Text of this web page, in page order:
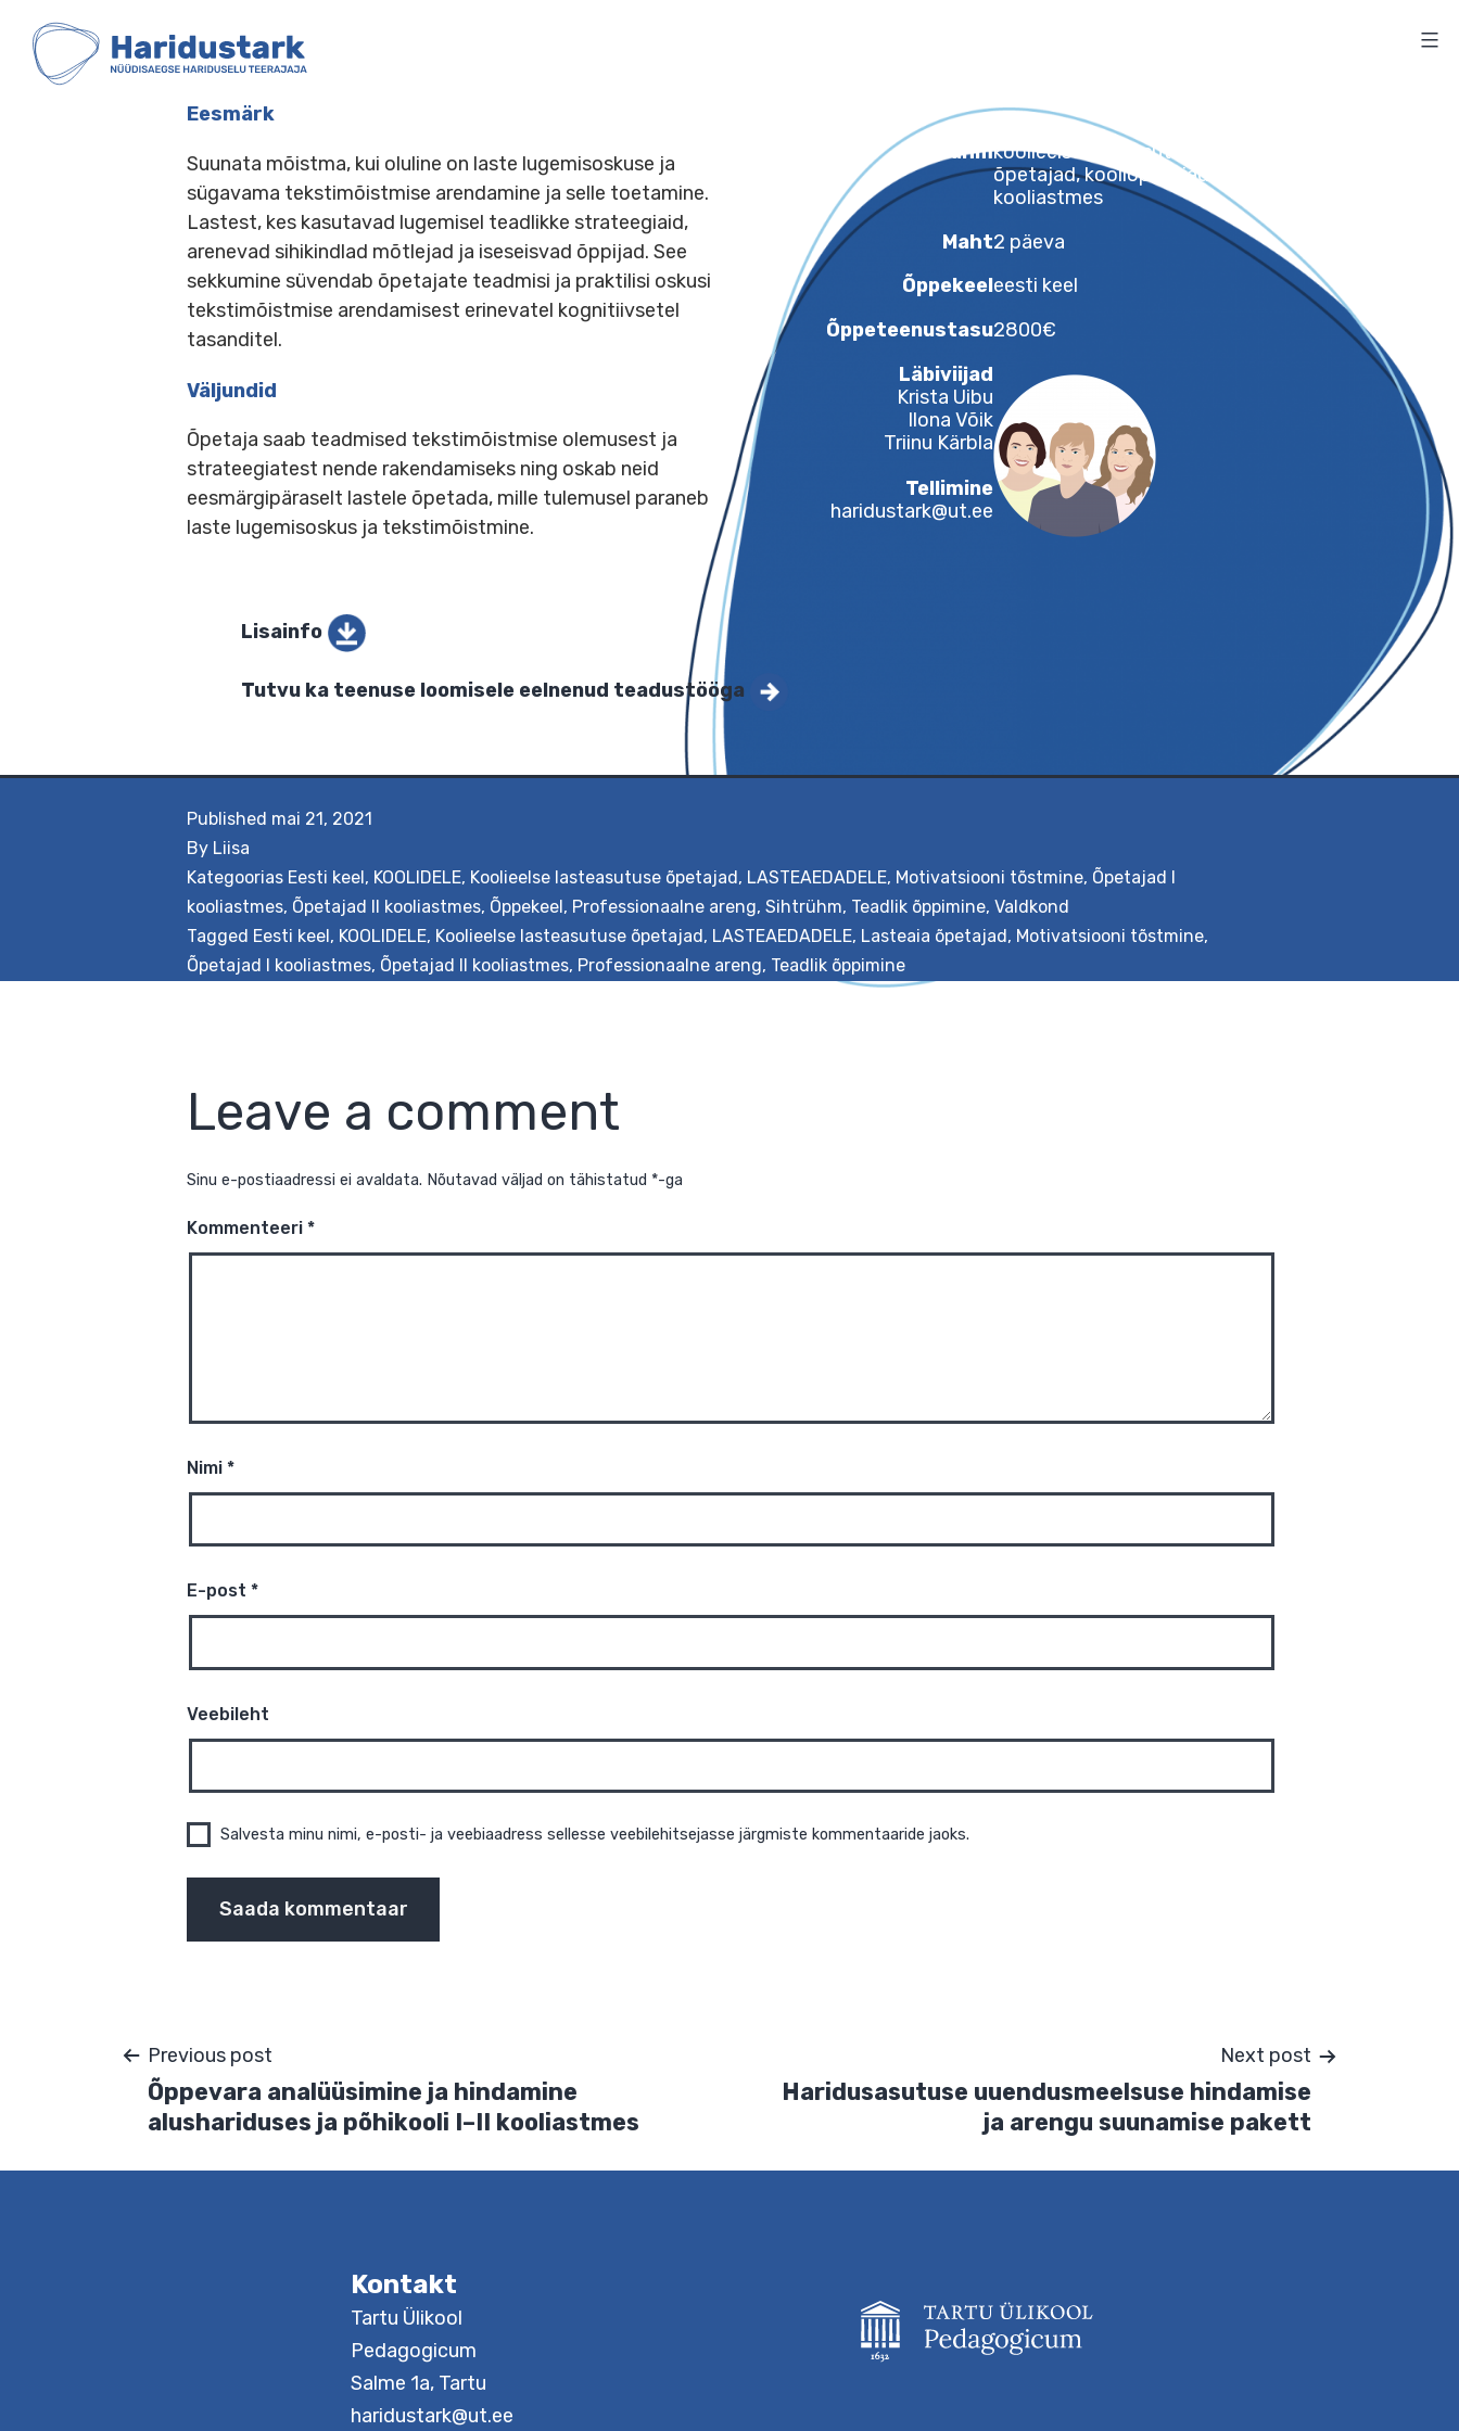
content
HARIDUSTARK
Eesmärk
Suunata mõistma, kui oluline on laste lugemisoskuse ja
sügavama tekstimõistmise arendamine ja selle toetamine.
Lastest, kes kasutavad lugemisel teadlikke strateegiaid,
arenevad sihikindlad mõtlejad ja iseseisvad õppijad. See
sekkumine süvendab õpetajate teadmisi ja praktilisi oskusi
tekstimõistmise arendamisest erinevatel kognitiivsetel
tasanditel.
Väljundid
Õpetaja saab teadmised tekstimõistmise olemusest ja
strateegiatest nende rakendamiseks ning oskab neid
eesmärgipäraselt lastele õpetada, mille tulemusel paraneb
Sihtrühmkoolieelse lasteasutuse
õpetajad, kooliõpetajad I ja II
kooliastmes
Õppekeel
Õppeteenustasu
Läbiviijad
Krista Uibu
Ilona Võik
Triinu Kärbla
Tellimine
Lisainfo
Tutvu ka teenuse loomisele eelnenud teadustööga
Published mai 21, 2021
By Liisa
Kategoorias Eesti keel, KOOLIDELE, Koolieelse lasteasutuse õpetajad, LASTEAEDADELE, Motivatsiooni tõstmine, Õpetajad I
kooliastmes, Õpetajad II kooliastmes, Õppekeel, Professionaalne areng, Sihtrühm, Teadlik õppimine, Valdkond
Tagged Eesti keel, KOOLIDELE, Koolieelse lasteasutuse õpetajad, LASTEAEDADELE, Lasteaia õpetajad, Motivatsiooni tõstmine,
Õpetajad I kooliastmes, Õpetajad II kooliastmes, Professionaalne areng, Teadlik õppimine
Leave a comment
Veebileht
Navigeerimine
Õppevara analüüsimine ja hindamine
alushariduses ja põhikooli I–II kooliastmes
Haridusasutuse uuendusmeelsuse hindamise
Kontakt